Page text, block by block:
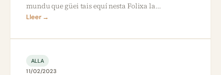
mundu que güei tais equí nesta Folixa la…
Lleer →
ALLA
11/02/2023